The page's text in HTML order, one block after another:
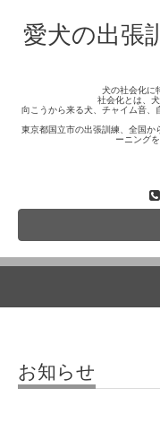
愛犬の出張
犬の社会化に
社会化とは、
向こうから来る犬、チャイム音、
東京都国立市の出張訓練、全国か
ーニング
お知らせ